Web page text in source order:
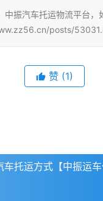
中振汽车托运物流平台，
posts/
赞 (1)
托运方式【中振运车